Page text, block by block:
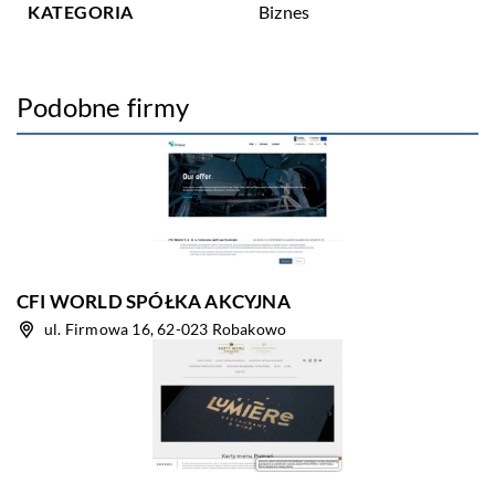
KATEGORIA Biznes
Podobne firmy
CFI WORLD SPÓŁKA AKCYJNA
ul. Firmowa 16, 62-023 Robakowo